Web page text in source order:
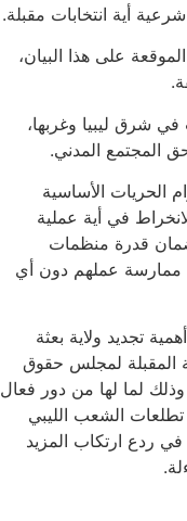
أية انتخابات مقبلة.
على هذا البيان،
شرق ليبيا وغربها،
المجتمع المدني.
الحريات الأساسية
في أية عملية
قدرة منظمات
ممارسة عملهم دون أي
تجديد ولاية بعثة
المقبلة لمجلس حقوق
وذلك لما لها من دور فعال
الشعب الليبي
في ردع ارتكاب المزيد